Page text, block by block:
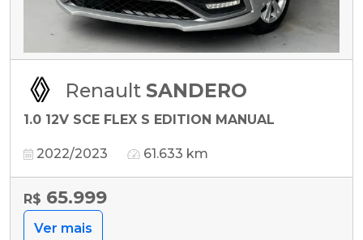
Renault SANDERO
1.0 12V SCE FLEX S EDITION MANUAL
2022/2023 61.633 km
R$ 65.999
Ver mais